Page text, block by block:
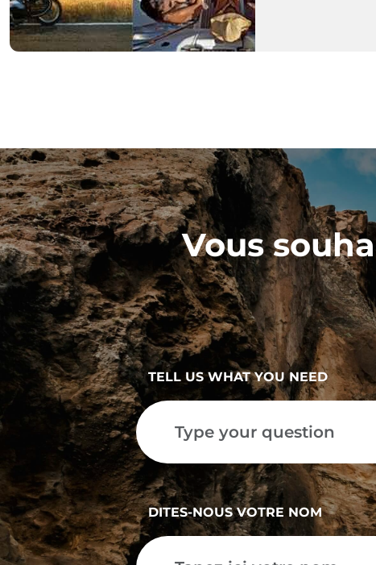
Vous
TELL US WHAT YOU NEED
DITES-NOUS VOTRE NOM